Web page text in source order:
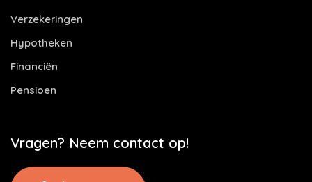
Verzekeringen
Hypotheken
Financiën
Pensioen
Vragen? Neem contact op!